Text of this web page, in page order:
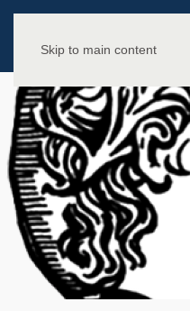
Skip to main content